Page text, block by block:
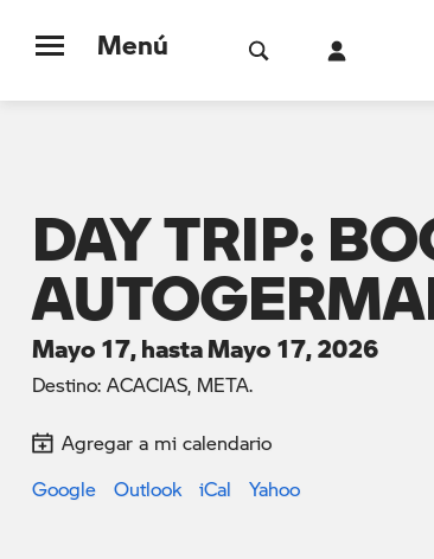
Menú
DAY TRIP:
Mayo 17, hasta Mayo 17, 2026
Destino: ACACIAS, META.
Agregar a mi calendario
Google
Outlook iCal Yahoo